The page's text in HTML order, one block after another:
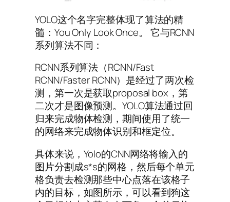
YOLO这个名字完整体现了算法的精
髓：You Only Look Once。 它与RCNN
系列算法不同：
RCNN系列算法（RCNN/Fast
RCNN/Faster RCNN）是经过了两次检
测，第一次是获取proposal box，第
二次才是图像预测。YOLO算法通过回
归来完成物体检测，期间使用了统一
的网络来完成物体识别和框定位。
具体来说，Yolo的CNN网络将输入的
图片分割成s*s的网格，然后每个单元
格负责去检测那些中心点落在该格子
内的目标，如图所示，可以看到狗这